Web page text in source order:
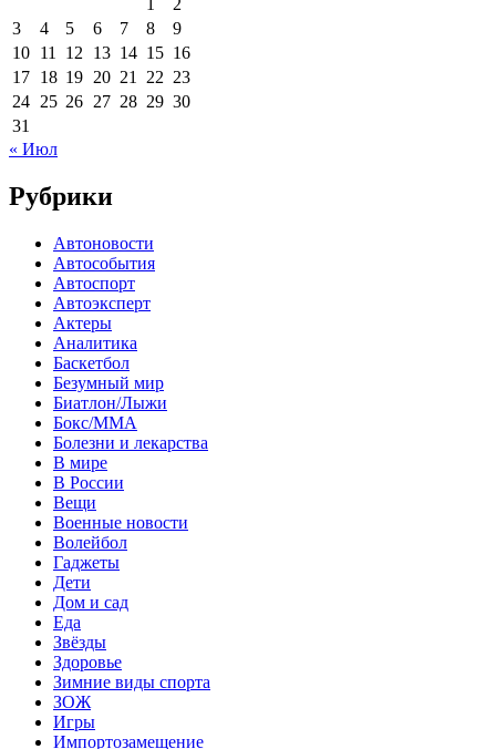
2
3
4 5 6 7 8
9
10 11 12 13 14 15 16
17 18 19 20 21 22 23
24 25 26 27 28 29 30
31
« Июл
Рубрики
Автоновости
Автособытия
Автоспорт
Автоэксперт
Актеры
Аналитика
Баскетбол
Безумный мир
Биатлон/Лыжи
Бокс/MMA
Болезни и лекарства
В мире
В России
Вещи
Военные новости
Волейбол
Гаджеты
Дети
Дом и сад
Еда
Звёзды
Здоровье
Зимние виды спорта
ЗОЖ
Игры
Импортозамещение